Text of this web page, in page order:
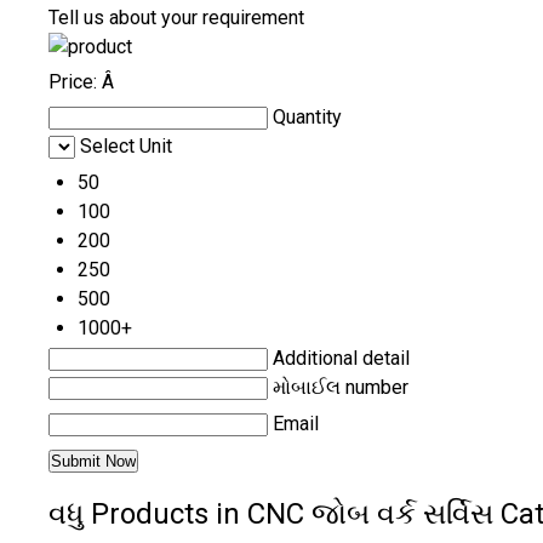
Tell us about your requirement
Price: Â
Quantity
Select Unit
50
100
200
250
500
1000+
Additional detail
મોબાઈલ number
Email
વધુ Products in CNC જોબ વર્ક સર્વિસ